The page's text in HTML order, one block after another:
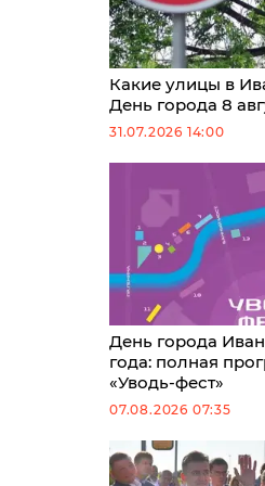
Какие улицы в
День города 8
31.07.2026 14:00
День города
года: полная
«Уводь-фест»
07.08.2026 07:35